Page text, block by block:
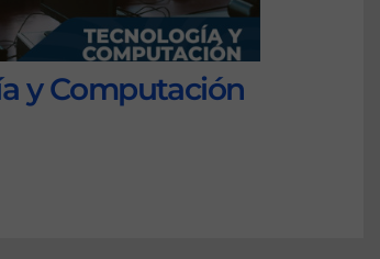
y Computación